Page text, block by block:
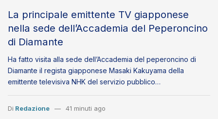
La principale emittente TV giapponese
nella sede dell’Accademia del Peperoncino
di Diamante
Ha fatto visita alla sede dell’Accademia del peperoncino di
Diamante il regista giapponese Masaki Kakuyama della
emittente televisiva NHK del servizio pubblico…
Di Redazione 41 minuti ago